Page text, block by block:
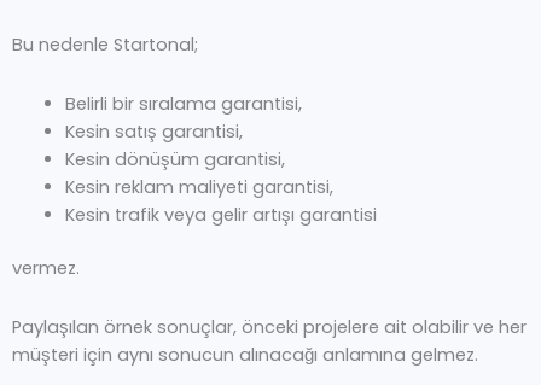
Bu nedenle Startonal;
Belirli bir sıralama garantisi,
Kesin satış garantisi,
Kesin dönüşüm garantisi,
Kesin reklam maliyeti garantisi,
Kesin trafik veya gelir artışı garantisi
vermez.
Paylaşılan örnek sonuçlar, önceki projelere ait olabilir ve her
müşteri için aynı sonucun alınacağı anlamına gelmez.